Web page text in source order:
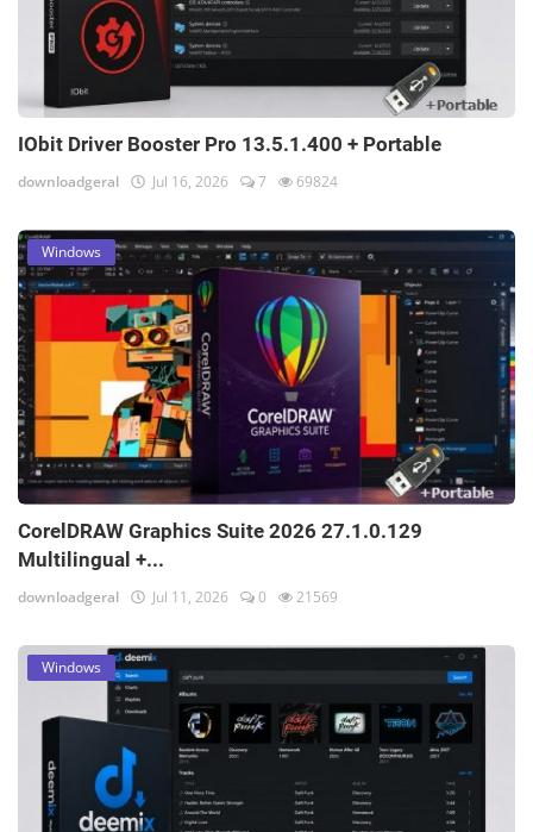
IObit Driver Booster Pro 13.5.1.400 + Portable
downloadgeral Jul 16, 2026 7 69824
Windows
CorelDRAW Graphics Suite 2026 27.1.0.129
Multilingual +...
downloadgeral Jul 11, 2026 0 21569
Windows